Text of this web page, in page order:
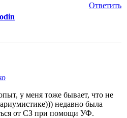
Ответить
у меня тоже бывает, что не
недавно была
от СЗ при помощи УФ.